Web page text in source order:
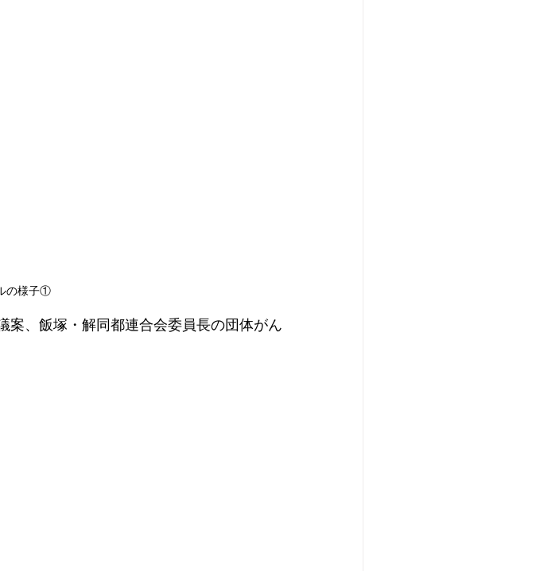
の様子①
案、飯塚・解同都連合会委員長の団体がん